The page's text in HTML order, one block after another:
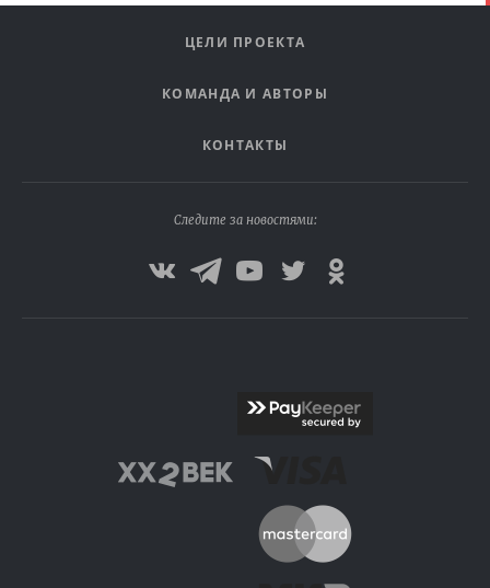
ЦЕЛИ ПРОЕКТА
КОМАНДА И АВТОРЫ
КОНТАКТЫ
Следите за новостями: